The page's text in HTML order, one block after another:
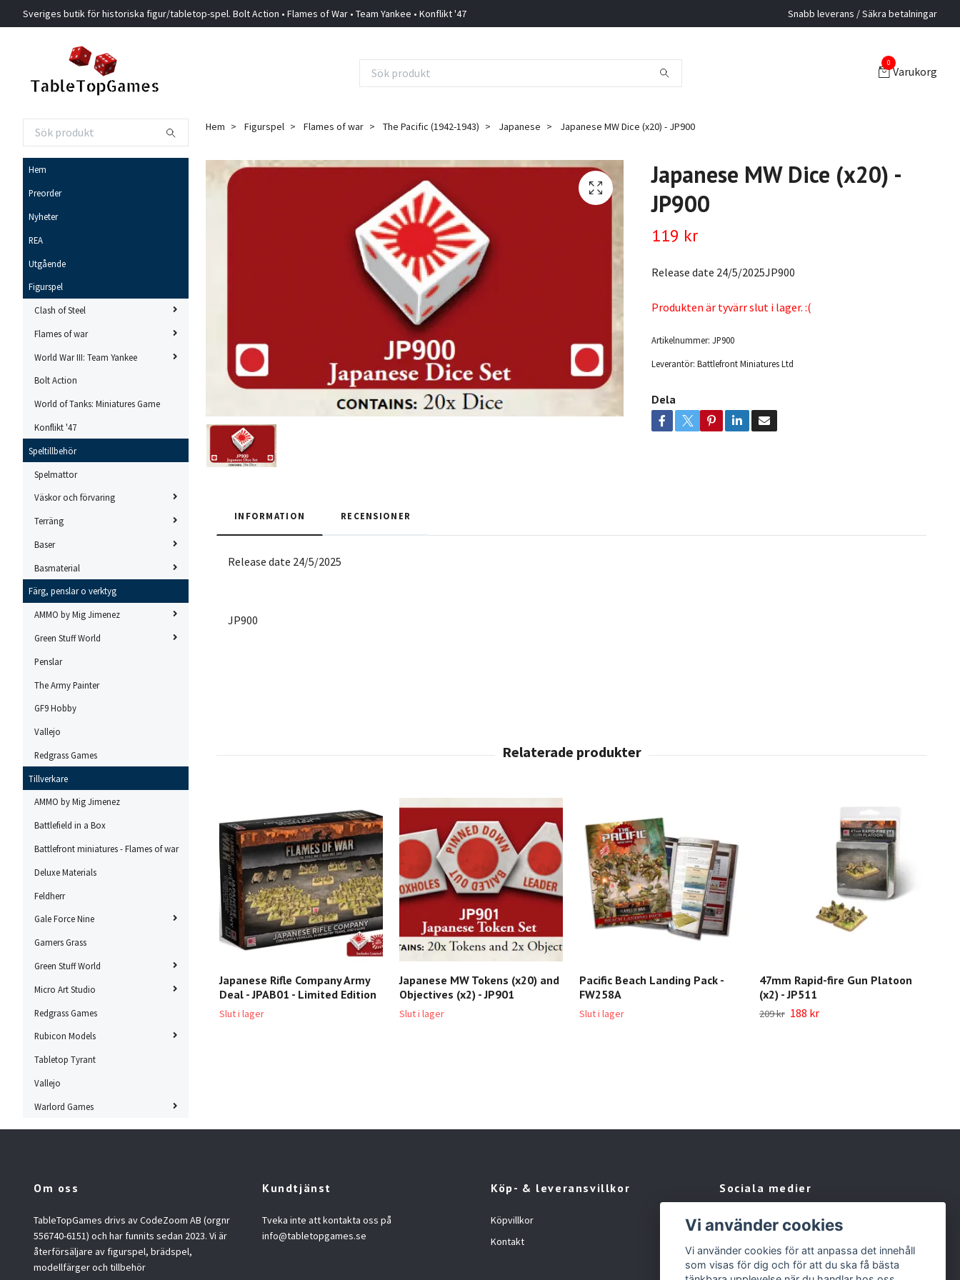
Sveriges butik för historiska figur/tabletop-spel. Bolt Action • Flames of War • Team Yankee • Konflikt '47 Snabb leverans / Säkra betalningar
0
Varukorg
Hem
Preorder
Nyheter
REA
Utgående
Figurspel
Clash of Steel
Flames of war
World War III: Team Yankee
Bolt Action
World of Tanks: Miniatures Game
Konflikt '47
Speltillbehör
Spelmattor
Väskor och förvaring
Terräng
Baser
Basmaterial
Färg, penslar o verktyg
AMMO by Mig Jimenez
Green Stuff World
Penslar
The Army Painter
GF9 Hobby
Vallejo
Redgrass Games
Tillverkare
AMMO by Mig Jimenez
Battlefield in a Box
Battlefront miniatures - Flames of war
Deluxe Materials
Feldherr
Gale Force Nine
Gamers Grass
Green Stuff World
Micro Art Studio
Redgrass Games
Rubicon Models
Tabletop Tyrant
Vallejo
Warlord Games
Hem Figurspel Flames of war The Pacific (1942-1943) Japanese Japanese MW Dice (x20) - JP900
Japanese MW Dice (x20) -
JP900
119 kr
Release date 24/5/2025JP900
Produkten är tyvärr slut i lager. :(
Artikelnummer: JP900
Leverantör: Battlefront Miniatures Ltd
Dela
INFORMATION RECENSIONER
Release date 24/5/2025
JP900
Japanese Rifle Company Army
Deal - JPAB01 - Limited Edition
Slut i lager
Japanese MW Tokens (x20) and
Objectives (x2) - JP901
Slut i lager
Pacific Beach Landing Pack -
FW258A
Slut i lager
47mm Rapid-fire Gun Platoon
(x2) - JP511
209 kr 188 kr
Om oss
TableTopGames drivs av CodeZoom AB (orgnr
556740-6151) och har funnits sedan 2023. Vi är
återförsäljare av figurspel, brädspel,
modellfärger och tillbehör
Kundtjänst
Tveka inte att kontakta oss på
info@tabletopgames.se
Köp- & leveransvillkor
Köpvillkor
Kontakt
Sociala medier
Facebook
Vi använder cookies
Vi använder cookies för att anpassa det innehåll
som visas för dig och för att du ska få bästa